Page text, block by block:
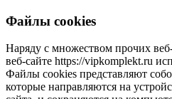
Файлы cookies
Наряду с множеством прочих
веб-сайте https://vipkomplekt.ru
Файлы cookies представляют
которые направляются на